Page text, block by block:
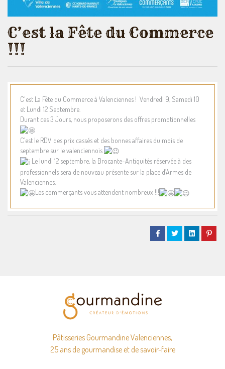
C’est la Fête du Commerce
!!!
C'est La Fête du Commerce à Valenciennes ! Vendredi 9, Samedi 10
et Lundi 12 Septembre.
Durant ces 3 Jours, nous proposerons des offres promotionnelles
C’est le RDV des prix cassés et des bonnes affaires du mois de
septembre sur le valenciennois
Le lundi 12 septembre, la Brocante-Antiquités réservée à des
professionnels sera de nouveau présente sur la place d’Armes de
Valenciennes.
Les commerçants vous attendent nombreux !!!
Pâtisseries Gourmandine Valenciennes,
25 ans de gourmandise et de savoir-faire